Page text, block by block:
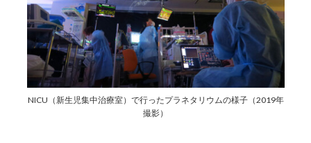
NICU（新生児集中治療室）で行ったプラネタリウムの様子（2019年
撮影）